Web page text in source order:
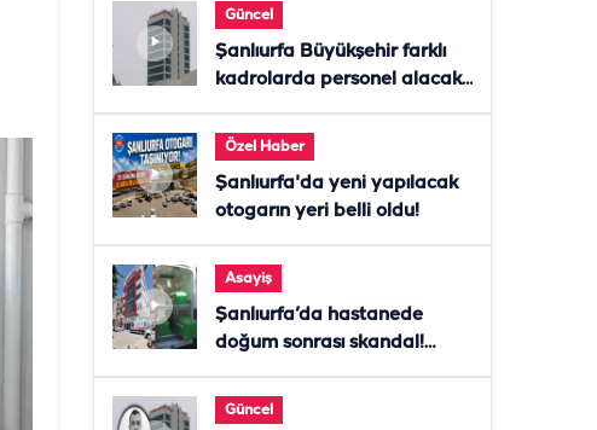
Güncel
Şanlıurfa Büyükşehir farklı
kadrolarda personel alacak!
Özel Haber
Şanlıurfa'da yeni yapılacak
otogarın yeri belli oldu!
Asayiş
Şanlıurfa’da hastanede
doğum sonrası skandal!
Güncel